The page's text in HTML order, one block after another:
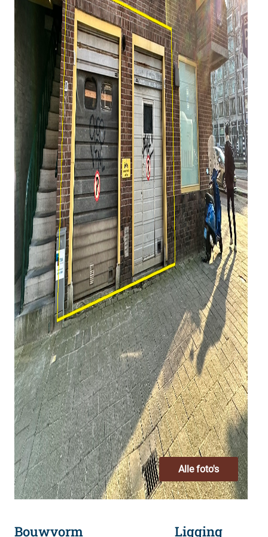
Alle foto's
Bouwvorm Ligging